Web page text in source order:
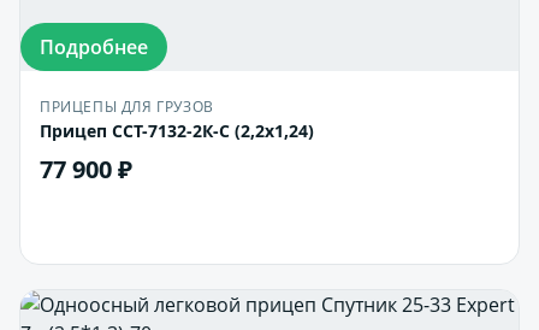
Подробнее
ПРИЦЕПЫ ДЛЯ ГРУЗОВ
Прицеп ССТ-7132-2К-С (2,2х1,24)
77 900 ₽